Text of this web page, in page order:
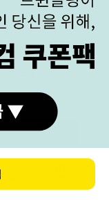
가능
환 가능
준 오후 3시 전까지
훼손된 경우
문 제작한 경우.
상품은 주문 제작입
원석, 진주 등 보석을